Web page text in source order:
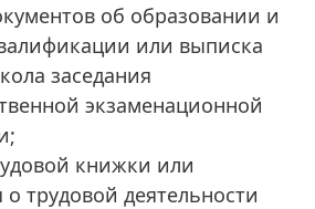
об образовании и
или выписка
заседания
экзаменационной
книжки или
о трудовой деятельности